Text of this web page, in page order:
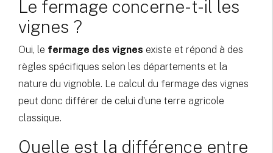
Le fermage concerne-t-il les
vignes ?
Oui, le fermage des vignes existe et répond à des
règles spécifiques selon les départements et la
nature du vignoble. Le calcul du fermage des vignes
peut donc différer de celui d’une terre agricole
classique.
Quelle est la différence entre